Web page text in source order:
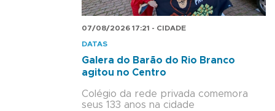
07/08/2026 17:21 - CIDADE
DATAS
Galera do Barão do Rio Branco
agitou no Centro
Colégio da rede privada comemora
seus 133 anos na cidade